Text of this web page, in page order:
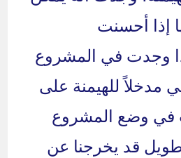
إذا أحسنت
وجدت في المشروع
مدخلاً للهيمنة على
في وضع المشروع
قد يخرجنا عن